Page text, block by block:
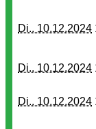
Di.. 10.12.2024
Di.. 10.12.2024
Di.. 10.12.2024